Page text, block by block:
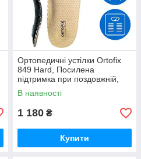
Ортопедичні устілки Ortofix
849 Hard, Посилена
підтримка при поздовжній,
поперечній та комбінованій
плоскостопості I-III ступеня
В наявності
1 180 ₴
Купити